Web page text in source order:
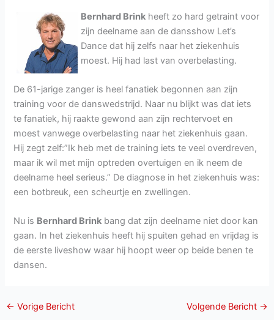
Bernhard Brink heeft zo hard getraint voor
zijn deelname aan de dansshow Let’s
Dance dat hij zelfs naar het ziekenhuis
moest. Hij had last van overbelasting.
De 61-jarige zanger is heel fanatiek begonnen aan zijn
training voor de danswedstrijd. Naar nu blijkt was dat iets
te fanatiek, hij raakte gewond aan zijn rechtervoet en
moest vanwege overbelasting naar het ziekenhuis gaan.
Hij zegt zelf:”Ik heb met de training iets te veel overdreven,
maar ik wil met mijn optreden overtuigen en ik neem de
deelname heel serieus.” De diagnose in het ziekenhuis was:
een botbreuk, een scheurtje en zwellingen.
Nu is Bernhard Brink bang dat zijn deelname niet door kan
gaan. In het ziekenhuis heeft hij spuiten gehad en vrijdag is
de eerste liveshow waar hij hoopt weer op beide benen te
dansen.
← Vorige Bericht Volgende Bericht →